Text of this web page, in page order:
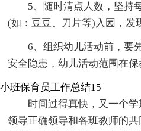
5、随时清点人数，坚持
(如：豆豆、刀片等)入园，发
6、组织幼儿活动前，要
安全隐患，幼儿活动范围在保
小班保育员工作总结15
时间过得真快，又一个
领导正确领导和各班教师的